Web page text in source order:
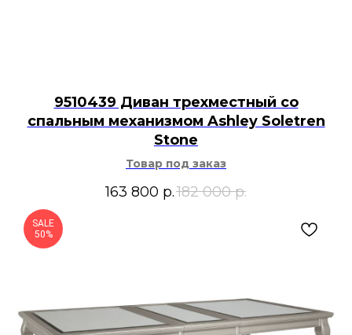
9510439 Диван трехместный со
спальным механизмом Ashley Soletren
Stone
Товар под заказ
163 800 р.182 000 р.
SALE
50%